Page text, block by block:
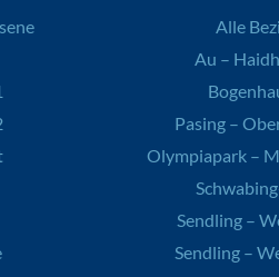
Alle
Au –
Pasing –
Olympiapark –
Sendling –
Sendling –